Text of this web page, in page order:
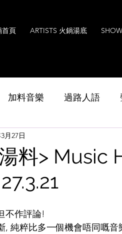
首頁 ARTISTS 火鍋湯底
加料音樂 過路人語
料> Music
月27日
不作評論!
, 純粹比多一個機會唔同嘅